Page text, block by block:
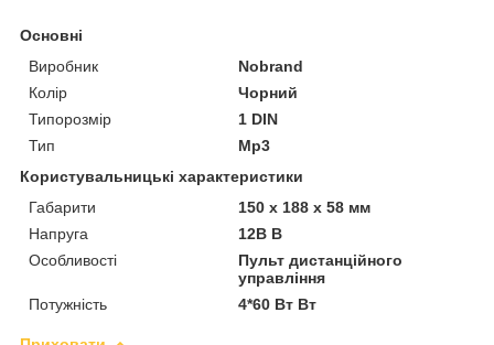
Основні
Виробник
Nobrand
Колір
Чорний
Типорозмір
1 DIN
Тип
Mp3
Користувальницькі характеристики
Габарити
150 х 188 х 58 мм
Напруга
12В В
Особливості
Пульт дистанційного
управління
Потужність
4*60 Вт Вт